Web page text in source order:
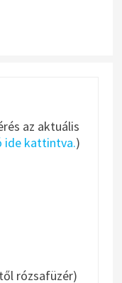
az aktuális
ide kattintva.)
rózsafüzér)